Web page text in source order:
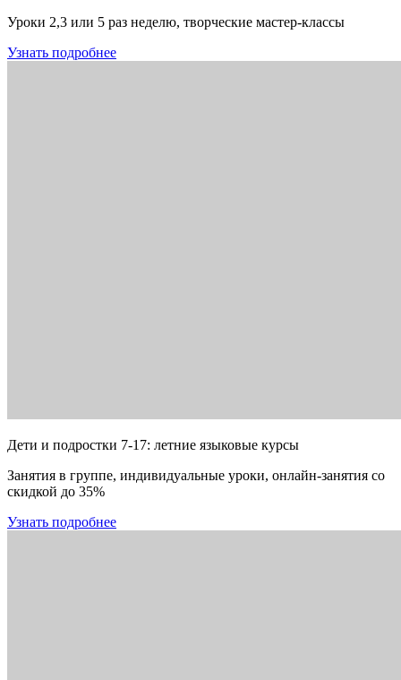
Уроки 2,3 или 5 раз неделю, творческие мастер-классы
Узнать подробнее
Дети и подростки 7-17: летние языковые курсы
Занятия в группе, индивидуальные уроки, онлайн-занятия со
скидкой до 35%
Узнать подробнее